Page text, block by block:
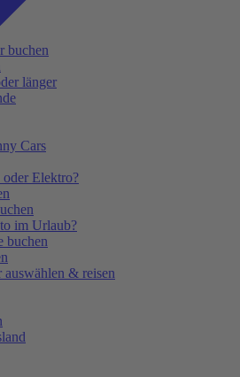
buchen
länger
Cars
Elektro?
im Urlaub?
buchen
& reisen